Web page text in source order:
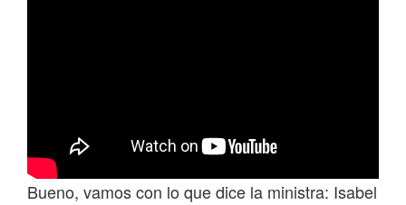
Bueno, vamos con lo que dice la ministra: Isabel